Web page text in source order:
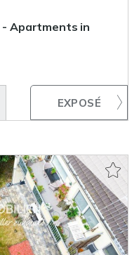
Apartments in